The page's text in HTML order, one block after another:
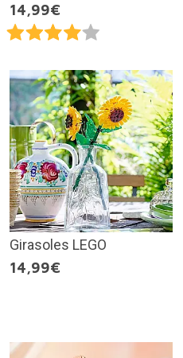
14,99€
Girasoles LEGO
14,99€